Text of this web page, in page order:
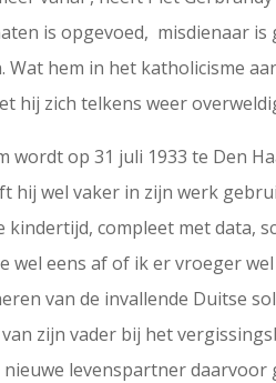
is opgevoed, misdienaar
Wat hem in het katholicisme
hij zich telkens weer
wordt op 31 juli 1933 te Den
hij wel vaker in zijn werk
kindertijd, compleet met data,
wel eens af of ik er vroeger
van de invallende Duitse
zijn vader bij het
levenspartner